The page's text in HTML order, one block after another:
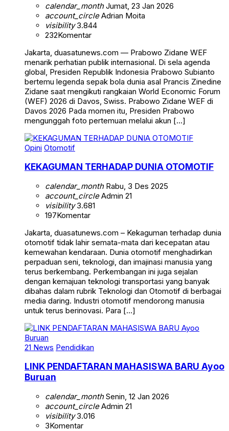
calendar_monthJumat, 23 Jan 2026
account_circleAdrian Moita
visibility3.844
232Komentar
Jakarta, duasatunews.com — Prabowo Zidane WEF
menarik perhatian publik internasional. Di sela agenda
global, Presiden Republik Indonesia Prabowo Subianto
bertemu legenda sepak bola dunia asal Prancis Zinedine
Zidane saat mengikuti rangkaian World Economic Forum
(WEF) 2026 di Davos, Swiss. Prabowo Zidane WEF di
Davos 2026 Pada momen itu, Presiden Prabowo
mengunggah foto pertemuan melalui akun […]
Opini Otomotif
KEKAGUMAN TERHADAP DUNIA OTOMOTIF
calendar_monthRabu, 3 Des 2025
account_circleAdmin 21
visibility3.681
197Komentar
Jakarta, duasatunews.com – Kekaguman terhadap dunia
otomotif tidak lahir semata-mata dari kecepatan atau
kemewahan kendaraan. Dunia otomotif menghadirkan
perpaduan seni, teknologi, dan imajinasi manusia yang
terus berkembang. Perkembangan ini juga sejalan
dengan kemajuan teknologi transportasi yang banyak
dibahas dalam rubrik Teknologi dan Otomotif di berbagai
media daring. Industri otomotif mendorong manusia
untuk terus berinovasi. Para […]
21 News Pendidikan
LINK PENDAFTARAN MAHASISWA BARU Ayoo
Buruan
calendar_monthSenin, 12 Jan 2026
account_circleAdmin 21
visibility3.016
3Komentar